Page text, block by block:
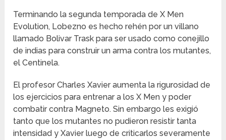
Terminando la segunda temporada de X Men
Evolution, Lobezno es hecho rehén por un villano
llamado Bolivar Trask para ser usado como conejillo
de indias para construir un arma contra los mutantes,
el Centinela.
El profesor Charles Xavier aumenta la rigurosidad de
los ejercicios para entrenar a los X Men y poder
combatir contra Magneto. Sin embargo les exigió
tanto que los mutantes no pudieron resistir tanta
intensidad y Xavier luego de criticarlos severamente